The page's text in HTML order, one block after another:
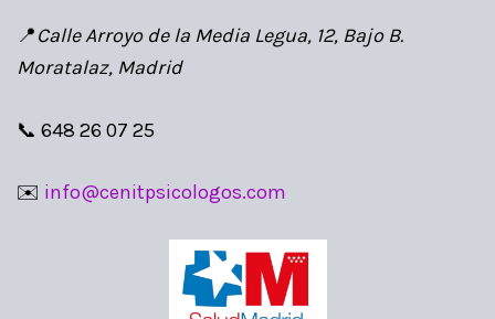
📍Calle Arroyo de la Media Legua, 12, Bajo B.
Moratalaz, Madrid
📞 648 26 07 25
✉️ info@cenitpsicologos.com